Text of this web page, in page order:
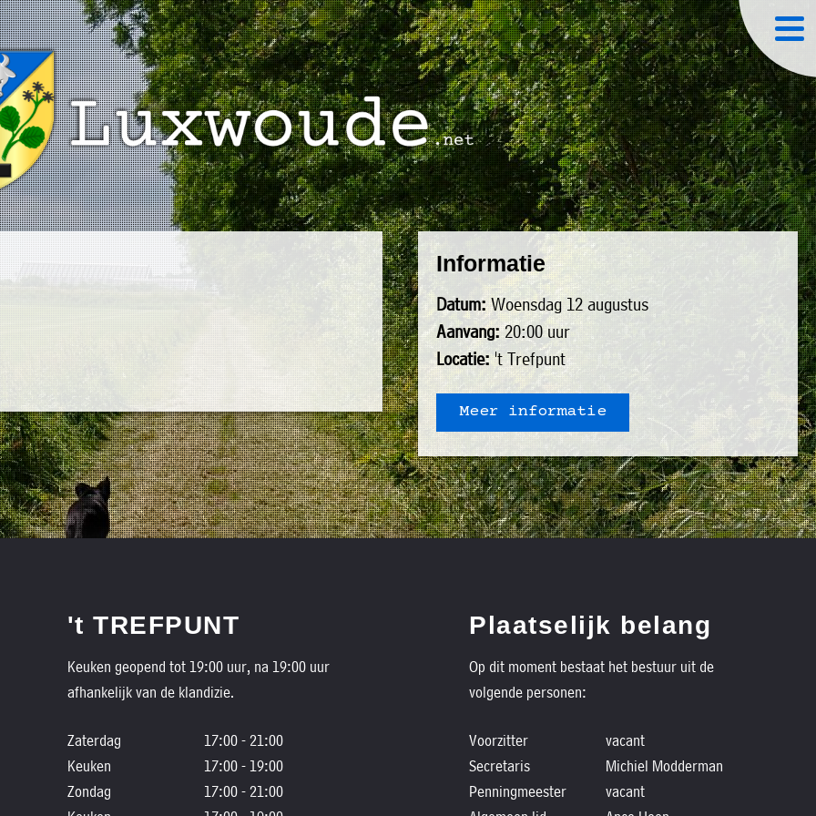
Informatie
Datum:Woensdag 12 augustus
Aanvang:20:00 uur
Locatie:'t Trefpunt
Meer informatie
't TREFPUNT
Keuken geopend tot 19:00 uur, na 19:00 uur
afhankelijk van de klandizie.
Zaterdag
17:00 - 21:00
Keuken
17:00 - 19:00
Zondag
17:00 - 21:00
Plaatselijk belang
Op dit moment bestaat het bestuur uit de
volgende personen:
Voorzitter
vacant
Secretaris
Michiel Modderman
Penningmeester
vacant